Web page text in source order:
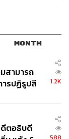
MONTH
สามารถ
ารปฏิรูปสี
1.2K
ดีตอธิบดี